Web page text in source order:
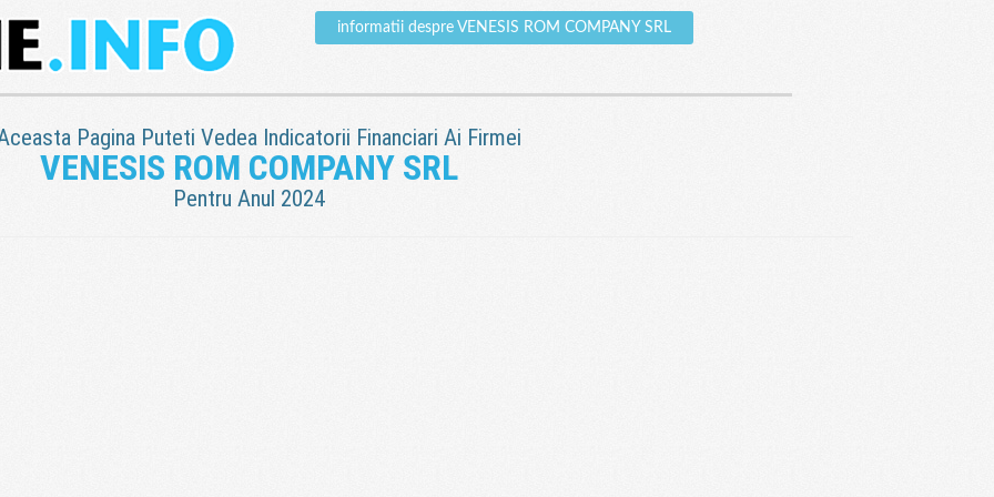
informatii despre VENESIS ROM COMPANY SRL
Pagina Puteti Vedea Indicatorii Financiari Ai Firmei
VENESIS ROM COMPANY SRL
Pentru Anul 2024